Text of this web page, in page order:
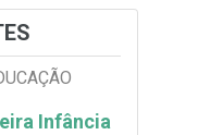
Infância